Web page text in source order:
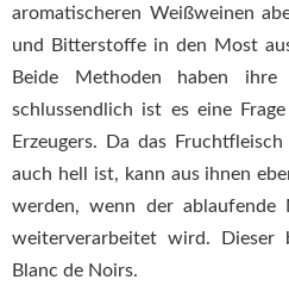
aromatischeren Weißweinen
und Bitterstoffe in den Most
Beide Methoden haben
schlussendlich ist es eine
Erzeugers. Da das
auch hell ist, kann aus ihnen
werden, wenn der ablaufende
weiterverarbeitet wird. Dieser
Blanc de Noirs.